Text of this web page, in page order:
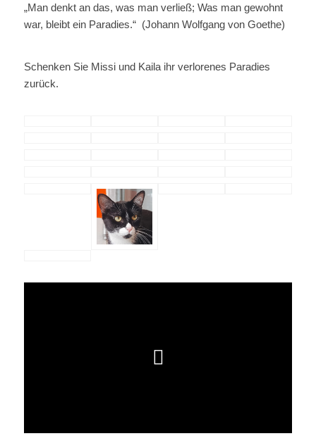
„Man denkt an das, was man verließ; Was man gewohnt
war, bleibt ein Paradies.“(Johann Wolfgang von Goethe)
Schenken Sie Missi und Kaila ihr verlorenes Paradies
zurück.